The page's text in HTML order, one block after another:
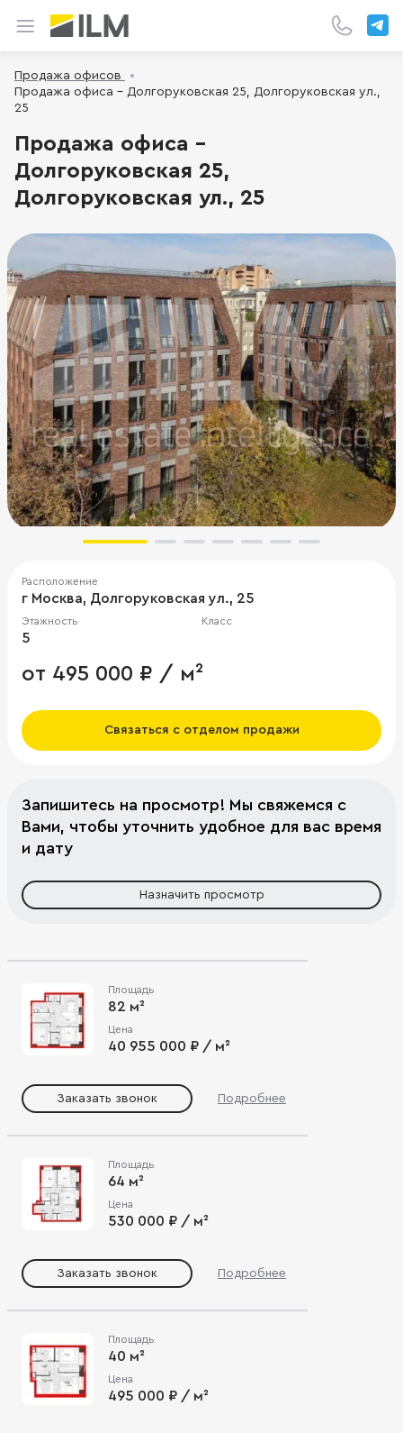
Продажа офисов
Продажа офиса - Долгоруковская 25, Долгоруковская ул.,
25
Продажа офиса -
Долгоруковская 25,
Долгоруковская ул., 25
Расположение
г Москва, Долгоруковская ул., 25
Этажность
5
Класс
от 495 000 ₽ / м²
Связаться с отделом продажи
Запишитесь на просмотр! Мы свяжемся с
Вами, чтобы уточнить удобное для вас время
и дату
Назначить просмотр
Площадь
82 м²
Цена
40 955 000 ₽ / м²
Заказать звонок Подробнее
Площадь
64 м²
Цена
530 000 ₽ / м²
Заказать звонок Подробнее
Площадь
40 м²
Цена
495 000 ₽ / м²